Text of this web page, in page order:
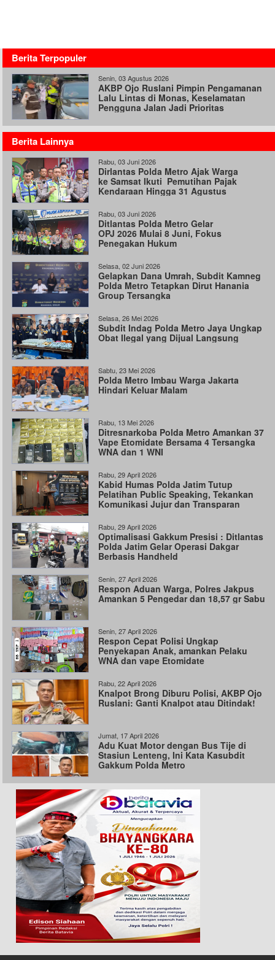
Berita Terpopuler
Senin, 03 Agustus 2026
AKBP Ojo Ruslani Pimpin Pengamanan
Lalu Lintas di Monas, Keselamatan
Pengguna Jalan Jadi Prioritas
Berita Lainnya
Rabu, 03 Juni 2026
Dirlantas Polda Metro Ajak Warga
ke Samsat Ikuti Pemutihan Pajak
Kendaraan Hingga 31 Agustus
Rabu, 03 Juni 2026
Ditlantas Polda Metro Gelar
OPJ 2026 Mulai 8 Juni, Fokus
Penegakan Hukum
Selasa, 02 Juni 2026
Gelapkan Dana Umrah, Subdit Kamneg
Polda Metro Tetapkan Dirut Hanania
Group Tersangka
Selasa, 26 Mei 2026
Subdit Indag Polda Metro Jaya Ungkap
Obat Ilegal yang Dijual Langsung
Sabtu, 23 Mei 2026
Polda Metro Imbau Warga Jakarta
Hindari Keluar Malam
Rabu, 13 Mei 2026
Ditresnarkoba Polda Metro Amankan 37
Vape Etomidate Bersama 4 Tersangka
WNA dan 1 WNI
Rabu, 29 April 2026
Kabid Humas Polda Jatim Tutup
Pelatihan Public Speaking, Tekankan
Komunikasi Jujur dan Transparan
Rabu, 29 April 2026
Optimalisasi Gakkum Presisi : Ditlantas
Polda Jatim Gelar Operasi Dakgar
Berbasis Handheld
Senin, 27 April 2026
Respon Aduan Warga, Polres Jakpus
Amankan 5 Pengedar dan 18,57 gr Sabu
Senin, 27 April 2026
Respon Cepat Polisi Ungkap
Penyekapan Anak, amankan Pelaku
WNA dan vape Etomidate
Rabu, 22 April 2026
Knalpot Brong Diburu Polisi, AKBP Ojo
Ruslani: Ganti Knalpot atau Ditindak!
Jumat, 17 April 2026
Adu Kuat Motor dengan Bus Tije di
Stasiun Lenteng, Ini Kata Kasubdit
Gakkum Polda Metro